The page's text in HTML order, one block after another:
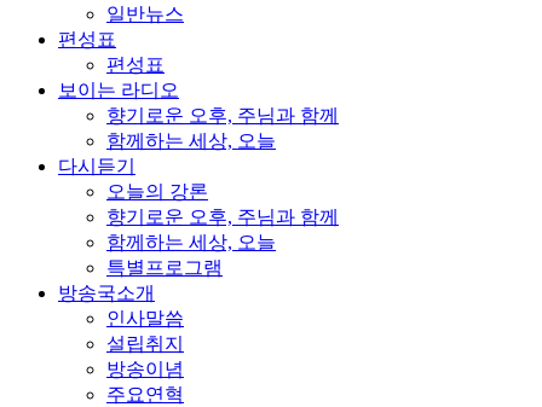
일반뉴스
편성표
편성표
보이는 라디오
향기로운 오후, 주님과 함께
함께하는 세상, 오늘
다시듣기
오늘의 강론
향기로운 오후, 주님과 함께
함께하는 세상, 오늘
특별프로그램
방송국소개
인사말씀
설립취지
방송이념
주요연혁